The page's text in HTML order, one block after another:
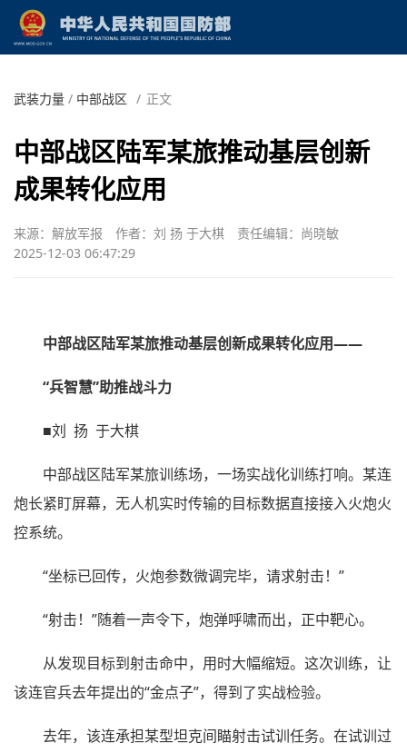
武装力量 / 中部战区 / 正文
中部战区陆军某旅推动基层创新
成果转化应用
来源：解放军报 作者：刘 扬 于大棋
责任编辑：尚晓敏
2025-12-03 06:47:29
中部战区陆军某旅推动基层创新成果转化应用——
“兵智慧”助推战斗力
■刘 扬 于大棋
中部战区陆军某旅训练场，一场实战化训练打响。某连
炮长紧盯屏幕，无人机实时传输的目标数据直接接入火炮火
控系统。
“坐标已回传，火炮参数微调完毕，请求射击！”
“射击！”随着一声令下，炮弹呼啸而出，正中靶心。
从发现目标到射击命中，用时大幅缩短。这次训练，让
该连官兵去年提出的“金点子”，得到了实战检验。
去年，该连承担某型坦克间瞄射击试训任务。在试训过